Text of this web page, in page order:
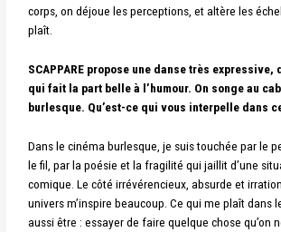
corps, on déjoue les perceptions, et altère les
plaît.
SCAPPARE propose une danse très
qui fait la part belle à l’humour. On songe au
burlesque. Qu’est-ce qui vous interpelle dans
Dans le cinéma burlesque, je suis touchée par le
le fil, par la poésie et la fragilité qui jaillit d’une
comique. Le côté irrévérencieux, absurde et
univers m’inspire beaucoup. Ce qui me plaît dans
aussi être : essayer de faire quelque chose qu’on